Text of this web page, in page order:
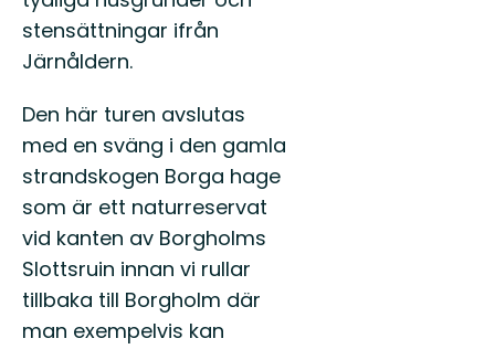
stensättningar ifrån
Järnåldern.
Den här turen avslutas
med en sväng i den gamla
strandskogen Borga hage
som är ett naturreservat
vid kanten av Borgholms
Slottsruin innan vi rullar
tillbaka till Borgholm där
man exempelvis kan